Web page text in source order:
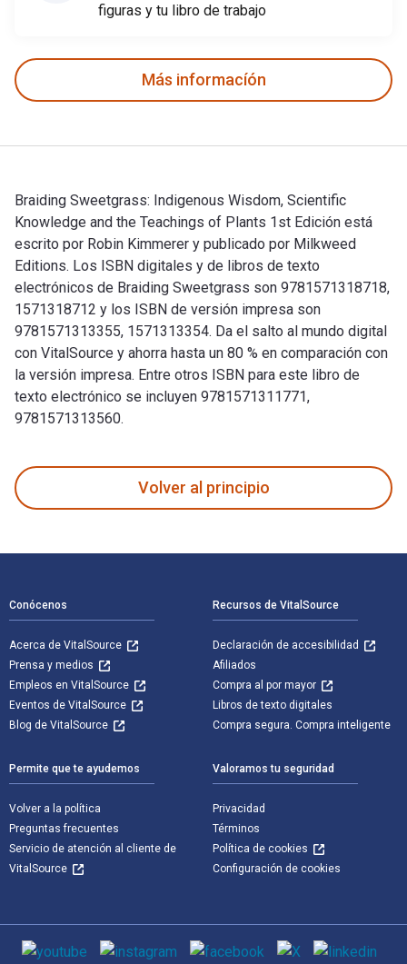
figuras y tu libro de trabajo
Más informacíón
Braiding Sweetgrass: Indigenous Wisdom, Scientific
Knowledge and the Teachings of Plants 1st Edición está
escrito por Robin Kimmerer y publicado por Milkweed
Editions. Los ISBN digitales y de libros de texto
electrónicos de Braiding Sweetgrass son 9781571318718,
1571318712 y los ISBN de versión impresa son
9781571313355, 1571313354. Da el salto al mundo digital
con VitalSource y ahorra hasta un 80 % en comparación con
la versión impresa. Entre otros ISBN para este libro de
texto electrónico se incluyen 9781571311771,
9781571313560.
Volver al principio
Conócenos
Acerca de VitalSource
Prensa y medios
Empleos en VitalSource
Eventos de VitalSource
Blog de VitalSource
Recursos de VitalSource
Declaración de accesibilidad
Afiliados
Compra al por mayor
Libros de texto digitales
Compra segura. Compra inteligente
Permite que te ayudemos
Volver a la política
Preguntas frecuentes
Servicio de atención al cliente de
VitalSource
Valoramos tu seguridad
Privacidad
Términos
Política de cookies
Configuración de cookies
Medios de comunicación social